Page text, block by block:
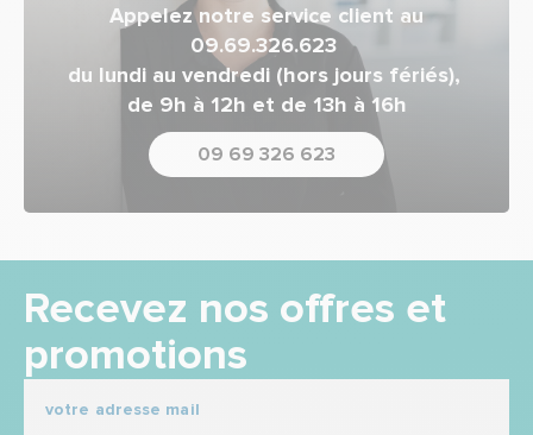
Appelez notre service client au
09.69.326.623
du lundi au vendredi (hors jours fériés),
de 9h à 12h et de 13h à 16h
09 69 326 623
Recevez nos offres et
promotions